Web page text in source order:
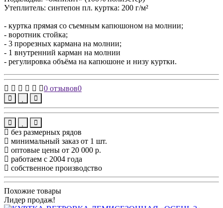
Утеплитель: синтепон пл. куртка: 200 г/м²
- куртка прямая со съемным капюшоном на молнии;
- воротник стойка;
- 3 прорезных кармана на молнии;
- 1 внутренний карман на молнии
- регулировка объёма на капюшоне и низу куртки.
0 отзывов0
без размерных рядов
минимальный заказ от 1 шт.
оптовые цены от 20 000 р.
работаем с 2004 года
собственное производство
Похожие товары
Лидер продаж!